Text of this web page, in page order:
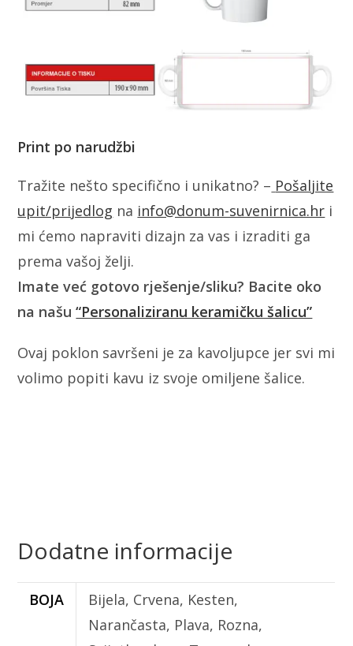
Print po narudžbi
Tražite nešto specifično i unikatno? – Pošaljite
upit/prijedlog na info@donum-suvenirnica.hr i
mi ćemo napraviti dizajn za vas i izraditi ga
prema vašoj želji.
Imate već gotovo rješenje/sliku? Bacite oko
na našu“Personaliziranu keramičku šalicu”
Ovaj poklon savršeni je za kavoljupce jer svi mi
volimo popiti kavu iz svoje omiljene šalice.
Dodatne informacije
BOJA
Bijela, Crvena, Kesten,
Narančasta, Plava, Rozna,